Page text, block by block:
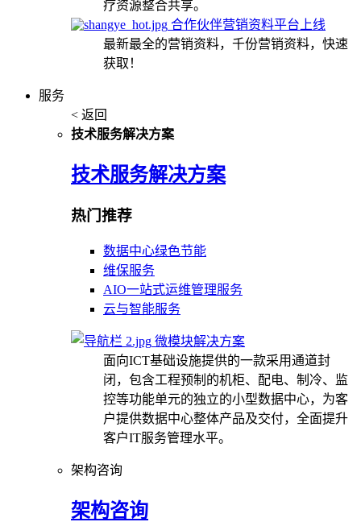
疗资源整合共享。
合作伙伴营销资料平台上线
最新最全的营销资料，千份营销资料，快速
获取！
服务
< 返回
技术服务解决方案
技术服务解决方案
热门推荐
数据中心绿色节能
维保服务
AIO一站式运维管理服务
云与智能服务
微模块解决方案
面向ICT基础设施提供的一款采用通道封
闭，包含工程预制的机柜、配电、制冷、监
控等功能单元的独立的小型数据中心，为客
户提供数据中心整体产品及交付，全面提升
客户IT服务管理水平。
架构咨询
架构咨询